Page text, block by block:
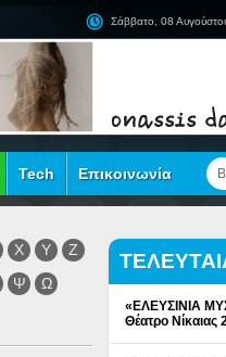
Σάββατο, 08
Tech Επικοινωνία
X Y
Z
Ψ
Ω
«ΕΛΕΥΣΙΝΙΑ
Θέατρο Νίκαιας